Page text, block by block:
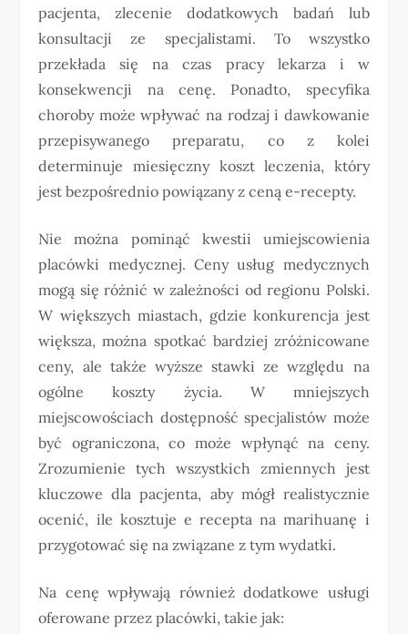
pacjenta, zlecenie dodatkowych badań lub
konsultacji ze specjalistami. To wszystko
przekłada się na czas pracy lekarza i w
konsekwencji na cenę. Ponadto, specyfika
choroby może wpływać na rodzaj i dawkowanie
przepisywanego preparatu, co z kolei
determinuje miesięczny koszt leczenia, który
jest bezpośrednio powiązany z ceną e-recepty.
Nie można pominąć kwestii umiejscowienia
placówki medycznej. Ceny usług medycznych
mogą się różnić w zależności od regionu Polski.
W większych miastach, gdzie konkurencja jest
większa, można spotkać bardziej zróżnicowane
ceny, ale także wyższe stawki ze względu na
ogólne koszty życia. W mniejszych
miejscowościach dostępność specjalistów może
być ograniczona, co może wpłynąć na ceny.
Zrozumienie tych wszystkich zmiennych jest
kluczowe dla pacjenta, aby mógł realistycznie
ocenić, ile kosztuje e recepta na marihuanę i
przygotować się na związane z tym wydatki.
Na cenę wpływają również dodatkowe usługi
oferowane przez placówki, takie jak: